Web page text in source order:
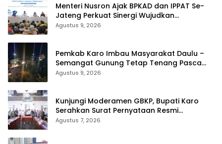
Menteri Nusron Ajak BPKAD dan IPPAT Se-
Jateng Perkuat Sinergi Wujudkan
Transformasi Layanan Pertanahan
Agustus 9, 2026
Pemkab Karo Imbau Masyarakat Daulu –
Semangat Gunung Tetap Tenang Pasca
Penertiban Pungli
Agustus 9, 2026
Kunjungi Moderamen GBKP, Bupati Karo
Serahkan Surat Pernyataan Resmi
Penyerahan Aset RSUD Kabanjahe
Agustus 7, 2026